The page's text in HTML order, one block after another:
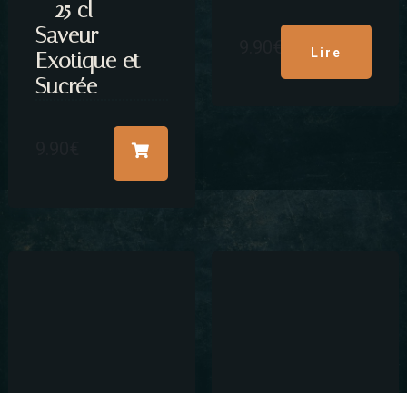
– 25 cl –
Saveur
Exotique et
Sucrée
Lire